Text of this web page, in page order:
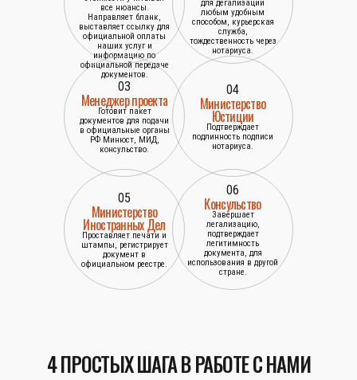
все нюансы.
Направляет бланк,
выставляет ссылку для
официальной оплаты
наших услуг и
информацию по
официальной передаче
документов.
для дегализации
любым удобным
способом, курьерская
служба,
тождественность через
нотариуса.
03
Менеджер проекта
Готовит пакет
документов для подачи
в официальные органы
РФ Минюст, МИД,
консульство.
04
Министерство
Юстиции
Подтверждает
подлинность подписи
нотариуса.
05
Министерство
Иностранных Дел
Проставляет печати и
штампы, регистрирует
документ в
официальном реестре.
06
Консульство
Завершает
легализацию,
подтверждает
легитимность
документа, для
использования в другой
стране.
4 ПРОСТЫХ ШАГА В РАБОТЕ С НАМИ